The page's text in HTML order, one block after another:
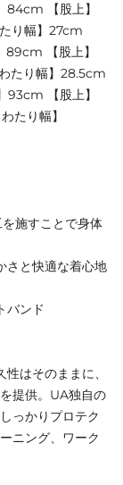
84cm 【股上】
り幅】27cm
【股上】
たり幅】28.5cm
93cm 【股上】
たり幅】
施すことで身体
さと快適な着心地
バンド
はそのままに、
提供。UA独自の
っかりプロテク
ニング、ワーク